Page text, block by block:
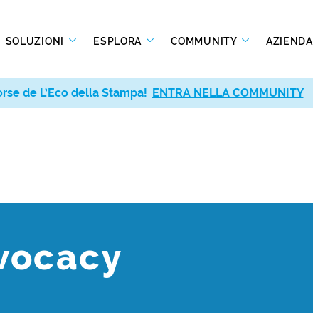
SOLUZIONI ESPLORA COMMUNITY AZIENDA
de L’Eco della Stampa! ENTRA NELLA COMMUNITY